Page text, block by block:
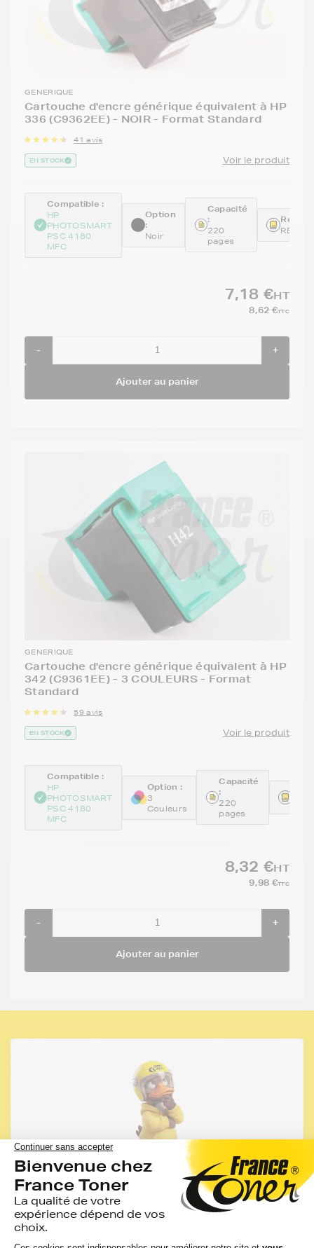
GENERIQUE
Cartouche d'encre générique équivalent à HP
336 (C9362EE) - NOIR - Format Standard
41 avis
EN STOCK Voir le produit
Compatible :
HP
PHOTOSMART
PSC 4180
MFC
Option
:
Noir
Capacité
:
220
pages
7,18 €HT
8,62 €TTC
- +
Ajouter au panier
GENERIQUE
Cartouche d'encre générique équivalent à HP
342 (C9361EE) - 3 COULEURS - Format
Standard
59 avis
EN STOCK Voir le produit
Compatible :
HP
PHOTOSMART
PSC 4180
MFC
Option :
3
Couleurs
Capacité
:
220
pages
8,32 €HT
9,98 €TTC
- +
Ajouter au panier
Les conseils de FranceToner
Vous pourriez économiser jusqu'à -50% avec les
cartouches, rubans et accessoires compatibles